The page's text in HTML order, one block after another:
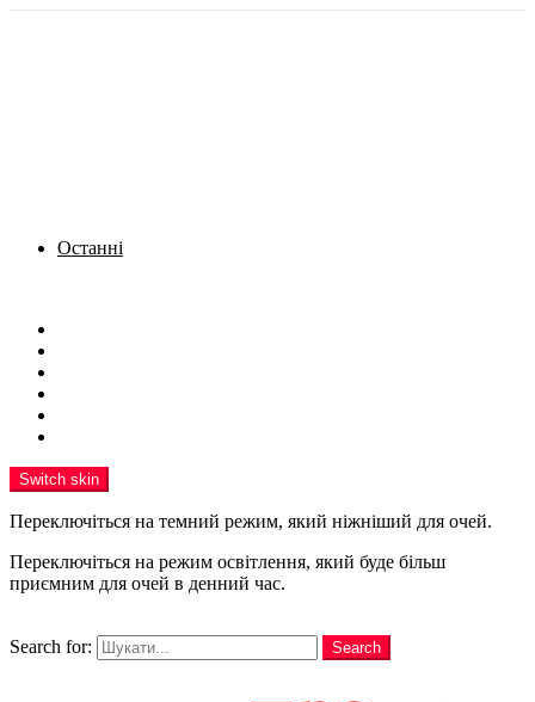
Останні
Switch skin
Переключіться на темний режим, який ніжніший для очей.
Переключіться на режим освітлення, який буде більш
приємним для очей в денний час.
Search for:
Search